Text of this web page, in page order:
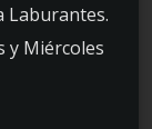
Laburantes.
y Miércoles